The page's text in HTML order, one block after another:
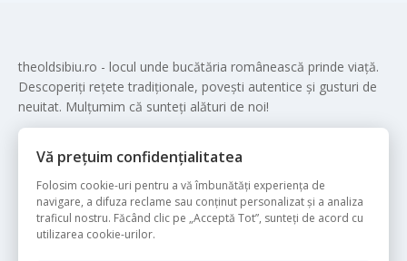
theoldsibiu.ro - locul unde bucătăria românească prinde viață.
Descoperiți rețete tradiționale, povești autentice și gusturi de
neuitat. Mulțumim că sunteți alături de noi!
Articole populare
Pagini utile
Vă prețuim confidențialitatea
Folosim cookie-uri pentru a vă îmbunătăți experiența de
navigare, a difuza reclame sau conținut personalizat și a analiza
traficul nostru. Făcând clic pe „Acceptă Tot”, sunteți de acord cu
utilizarea cookie-urilor.